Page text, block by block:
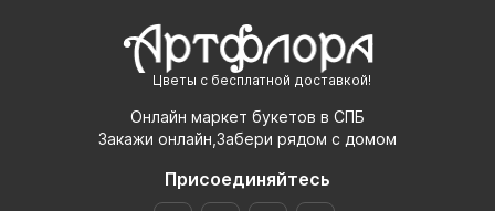
Цветы с бесплатной доставкой!
Онлайн маркет букетов в СПБ
Закажи онлайн,Забери рядом с домом
Присоединяйтесь